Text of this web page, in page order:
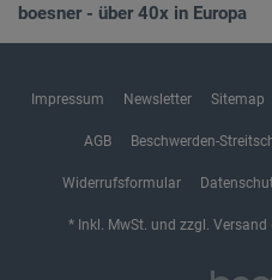
boesner - über 40x in Europa
Impressum Newsletter Sitemap
AGB Beschwerden-
Widerrufsformular
* Inkl. MwSt. und zzgl.